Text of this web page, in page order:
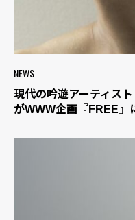
NEWS
現代の吟遊アーティス
がWWW企画『FREE』